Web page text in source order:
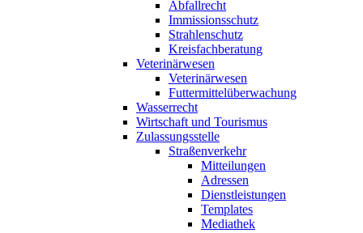
Abfallrecht
Immissionsschutz
Strahlenschutz
Kreisfachberatung
Veterinärwesen
Veterinärwesen
Futtermittelüberwachung
Wasserrecht
Wirtschaft und Tourismus
Zulassungsstelle
Straßenverkehr
Mitteilungen
Adressen
Dienstleistungen
Templates
Mediathek